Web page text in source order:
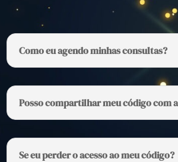
Como eu agendo minhas consultas?
Posso compartilhar meu código com
Se eu perder o acesso ao meu código?